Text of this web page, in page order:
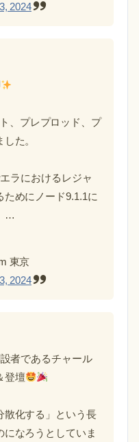
2024
、プレプロッド、プ
た。
ラにおけるレジャ
めにノード9.1.1に
…
東京
2024
者であるチャール
登壇
散化する」という長
なろうとしていま